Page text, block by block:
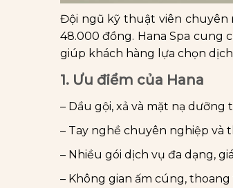
Đội ngũ kỹ thuật viên chuyên
48.000 đồng. Hana Spa cung
giúp khách hàng lựa chọn
1. Ưu điểm của Hana
– Dầu gội, xả và mặt nạ dưỡng
– Tay nghề chuyên nghiệp và
– Nhiều gói dịch vụ đa dạng,
– Không gian ấm cúng,